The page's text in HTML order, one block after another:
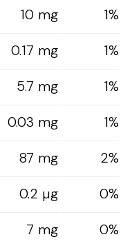
10 mg
1%
0.17 mg
1%
5.7 mg
1%
0.03 mg
1%
87 mg
2%
0.2 µg
0%
7 mg 0%